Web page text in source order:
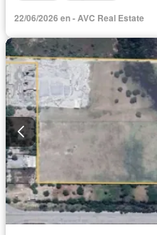
22/06/2026 en - AVC Real Estate